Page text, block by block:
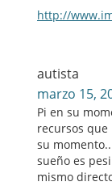
http://
autista
marzo 15,
Pi en su
recursos
su
sueño es
mismo